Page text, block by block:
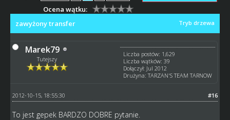
Ocena wątku:
Tryb drzewa
zawyżony transfer
Marek79
Tutejszy
Liczba postów: 1,629
Liczba wątków: 39
Dołączył: Jul 2012
Drużyna: TARZAN'S TEAM TARNOW
#16
2012-10-15, 18:55:30
To jest gepek BARDZO DOBRE pytanie.